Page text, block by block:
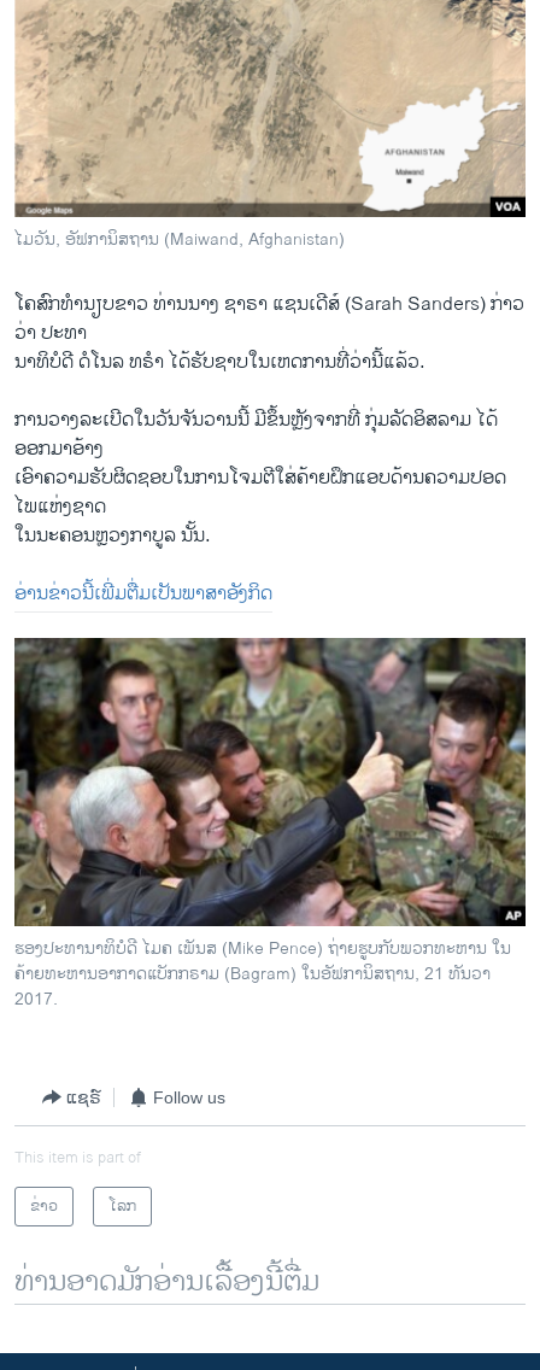
ໄມວັນ, ອັຟການິສຖານ (Maiwand, Afghanistan)
ໂຄສົກ​ທຳນຽບຂາວ ທ່ານ​ນາງ ຊາຣາ ​ແຊນ​ເດີສ໌ (Sarah Sanders) ກ່າວ​
ວ່າ ປະທາ
ນາທິບໍດີ ດໍ​ໂນ​ລ ທຣຳ ​ໄດ້​ຮັບ​ຊາບໃນ​ເຫດ​ການ​ທີ່​ວ່າ​ນີ້​ແລ້ວ.
ການວາງ​ລະ​ເບີດ​ໃນ​ວັນ​ຈັນ​ວານ​ນີ້ ມີ​ຂຶ້ນ​ຫຼັງ​ຈາກ​ທີ່ ກຸ່ມ​ລັດ​ອິສລາມ ​ໄດ້​
ອອກ​ມາ​ອ້າງ
​ເອົາ​ຄວາມ​ຮັບຜິດຊອບ​ໃນ​ການ​ໂຈມ​ຕີ​ໃສ່​ຄ້າຍ​ຝຶກ​ແອບ​ດ້ານ​ຄວາມ​ປອດ​
ໄພ​ແຫ່ງ​ຊາດ ​
ໃນ​ນະຄອນຫຼວງ​ກາ​ບູລ ນັ້ນ.
ອ່ານ​ຂ່າວ​ນີ້​ເພີ່ມຕື່ມ​ເປັນ​ພາສາ​ອັງກິດ
ຮອງປະທານາທິບໍດີ ໄມຄ ເພັນສ (Mike Pence) ຖ່າຍຮູບກັບພວກທະຫານ ໃນ
ຄ້າຍທະຫານອາກາດແບັກກຣາມ (Bagram) ໃນອັຟການິສຖານ, 21 ທັນວາ
2017.
ແຊຣ໌ Follow us
This item is part of
ຂ່າວ
ໂລກ
ທ່ານອາດມັກອ່ານເລື້ອງນີ້ຕື່ມ